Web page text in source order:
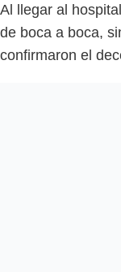
Al llegar al
de boca a boca,
confirmaron el